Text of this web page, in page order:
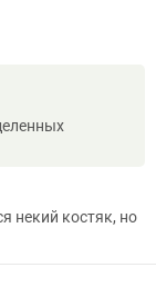
некий костяк, но